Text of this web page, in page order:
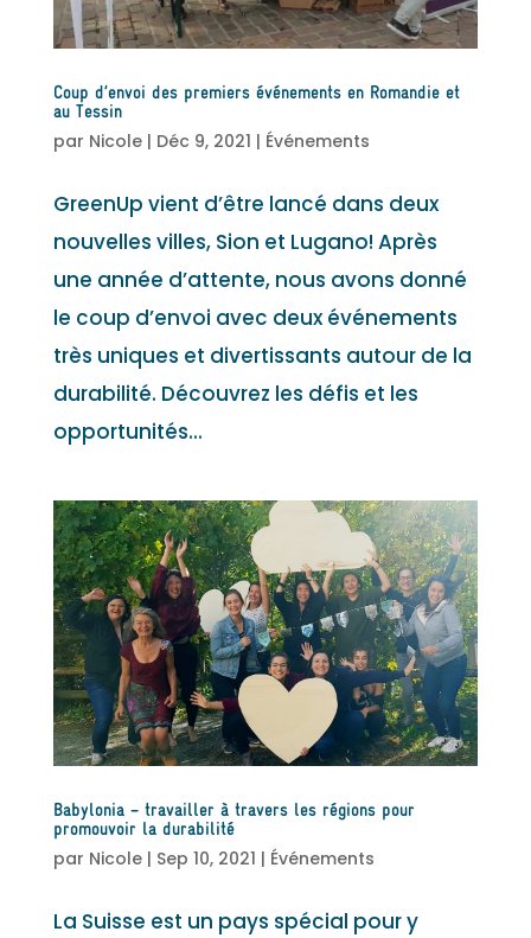
Coup d’envoi des premiers événements en Romandie et
au Tessin
par Nicole| Déc 9, 2021 | Événements
GreenUp vient d’être lancé dans deux
nouvelles villes, Sion et Lugano! Après
une année d’attente, nous avons donné
le coup d’envoi avec deux événements
très uniques et divertissants autour de la
durabilité. Découvrez les défis et les
opportunités...
Babylonia – travailler à travers les régions pour
promouvoir la durabilité
par Nicole| Sep 10, 2021 | Événements
La Suisse est un pays spécial pour y